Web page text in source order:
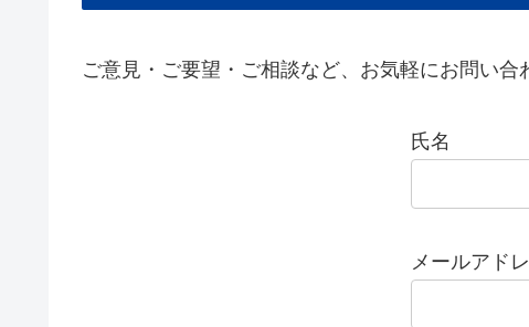
ご意見・ご要望・ご相談など、お気軽にお問い合
氏名
メールアド